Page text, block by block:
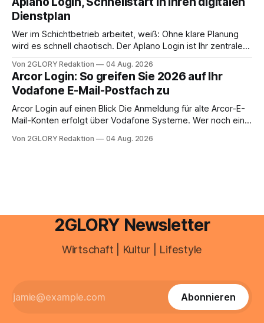
Einkommensverhältnissen reicht häufig eine Steuersoftware
aus – sobald jedoch mehrere Einkunftsarten
zusammentreffen oder größere finanzielle Veränderungen
anstehen, zahlt sich professionelle Unterstützung meist
Dienstplan
Wer im Schichtbetrieb arbeitet, weiß: Ohne klare Planung
wird es schnell chaotisch. Der Aplano Login ist Ihr zentraler
abwesenheiten und die gesamte kommunikation rund um
Ihr personal digital zu organisieren. In diesem Leitfaden
erfahren Sie alles, was Sie für einen reibungslosen Einstieg
brauchen, von der Registrierung
Von 2GLORY Redaktion 04 Aug. 2026
Arcor Login: So greifen Sie 2026 auf Ihr
Vodafone E-Mail-Postfach zu
Arcor Login auf einen Blick Die Anmeldung für alte Arcor-E-
Mail-Konten erfolgt über Vodafone Systeme. Wer noch eine
besitzt, loggt sich heute über das Vodafone E-Mail & Cloud
Von 2GLORY Redaktion 04 Aug. 2026
2GLORY Newsletter
Wirtschaft | Kultur | Lifestyle
Abonnieren